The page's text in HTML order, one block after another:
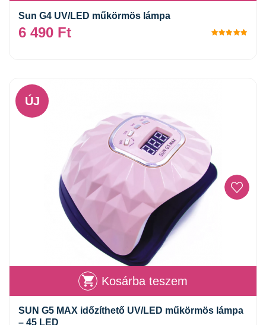
Sun G4 UV/LED műkörmös lámpa
6 490 Ft
ÚJ
Kosárba teszem
SUN G5 MAX időzíthető UV/LED műkörmös lámpa
– 45 LED